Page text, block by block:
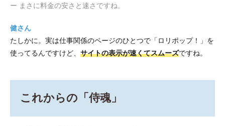
ー まさに料金の安さと速さですね。
健さん
たしかに。実は仕事関係のページのひとつで「ロリポップ！」を
使ってるんですけど、 サイトの表示が速くてスムーズですね。
これからの「侍魂」